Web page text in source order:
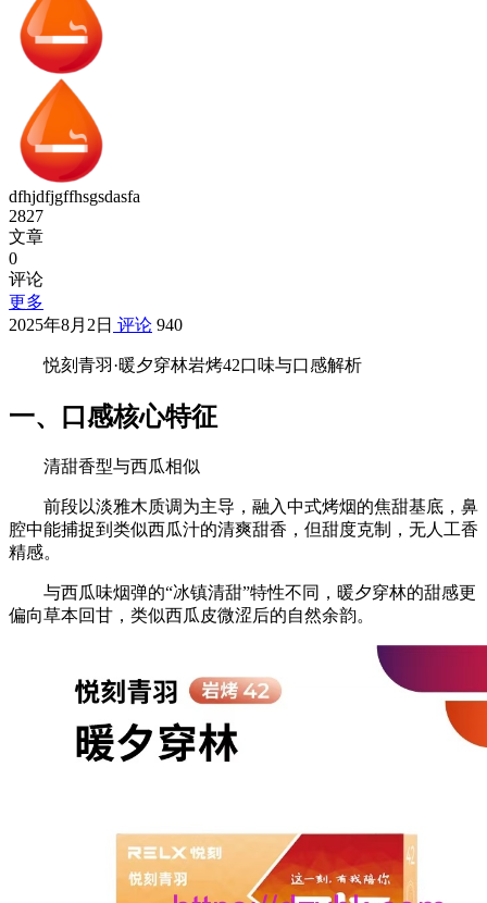
dfhjdfjgffhsgsdasfa
2827
文章
0
评论
更多
2025年8月2日 评论 940
悦刻青羽·暖夕穿林岩烤42‌口味与口感解析
一、口感核心特征‌
清甜香型与西瓜相似
前段以‌淡雅木质调‌为主导，融入‌中式烤烟的焦甜基底‌，鼻
腔中能捕捉到类似西瓜汁的清爽甜香，但甜度克制，无人工香
精感。
与西瓜味烟弹的“冰镇清甜”特性不同，暖夕穿林的甜感更
偏向‌草本回甘‌，类似西瓜皮微涩后的自然余韵。